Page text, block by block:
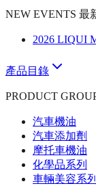
NEW EVENTS 最
2026 LIQUI
產品目錄
PRODUCT
汽車機油
汽車添加劑
摩托車機油
化學品系列
車輛美容系列